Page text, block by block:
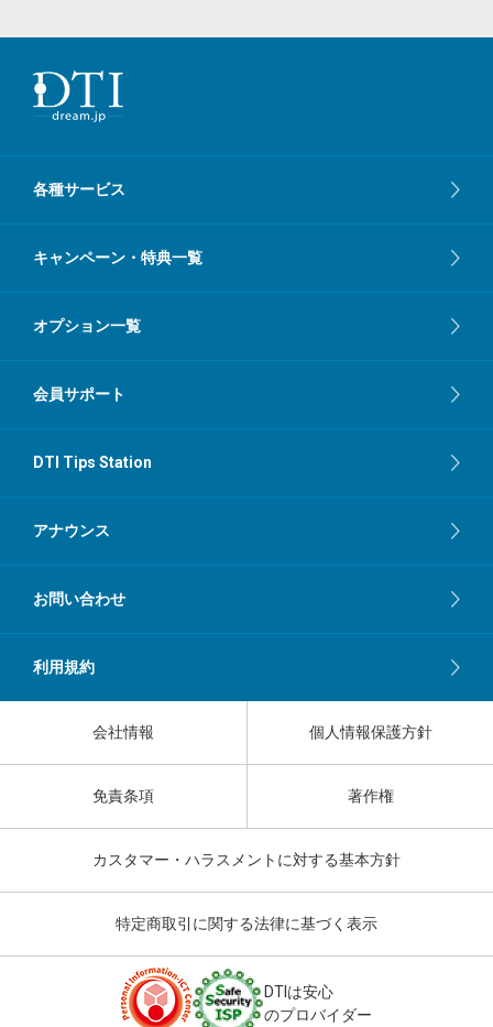
各種サービス
キャンペーン・特典一覧
オプション一覧
会員サポート
DTI Tips Station
アナウンス
お問い合わせ
利用規約
会社情報 個人情報保護方針
カスタマー・ハラスメントに対する基本方針
免責条項 著作権
特定商取引に関する法律に基づく表示
DTIは安心
のプロバイダー